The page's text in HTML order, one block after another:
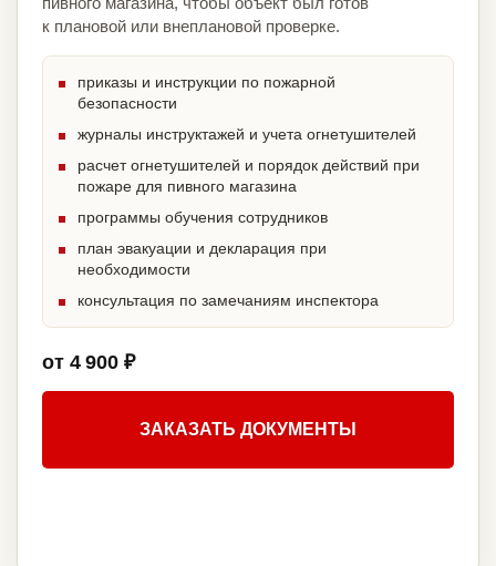
к плановой или внеплановой проверке.
приказы и инструкции по пожарной
безопасности
журналы инструктажей и учета огнетушителей
расчет огнетушителей и порядок действий при
пожаре для пивного магазина
программы обучения сотрудников
план эвакуации и декларация при
необходимости
консультация по замечаниям инспектора
от 4 900 ₽
ЗАКАЗАТЬ ДОКУМЕНТЫ